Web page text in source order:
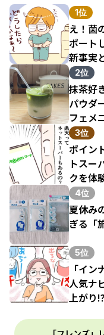
1位
え！菌
ポート
新事実
2位
抹茶好
パウダ
フェメ
3位
ポイン
トスー
クを体
4位
夏休み
ぎる「
5位
「イ
人気ナ
上がり!?